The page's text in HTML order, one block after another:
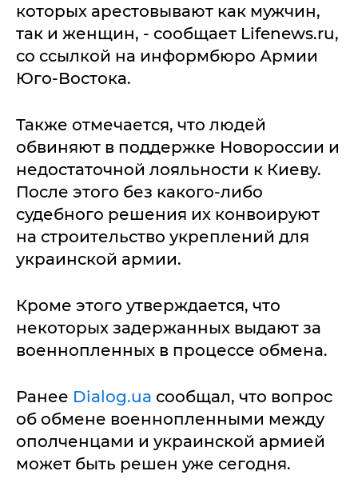
которых арестовывают как мужчин,
так и женщин, - сообщает Lifenews.ru,
со ссылкой на информбюро Армии
Юго-Востока.
Также отмечается, что людей
обвиняют в поддержке Новороссии и
недостаточной лояльности к Киеву.
После этого без какого-либо
судебного решения их конвоируют
на строительство укреплений для
украинской армии.
Кроме этого утверждается, что
некоторых задержанных выдают за
военнопленных в процессе обмена.
Ранее Dialog.ua сообщал, что вопрос
об обмене военнопленными между
ополченцами и украинской армией
может быть решен уже сегодня.